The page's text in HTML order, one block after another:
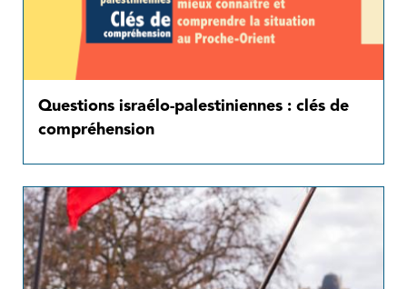
Questions israélo-palestiniennes : clés de
compréhension